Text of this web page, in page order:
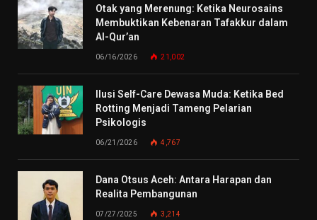
Otak yang Merenung: Ketika Neurosains
Membuktikan Kebenaran Tafakkur dalam
Al-Qur’an
06/16/2026 21,002
Ilusi Self-Care Dewasa Muda: Ketika Bed
Rotting Menjadi Tameng Pelarian
Psikologis
06/21/2026 4,767
Dana Otsus Aceh: Antara Harapan dan
Realita Pembangunan
07/27/2025 3,214